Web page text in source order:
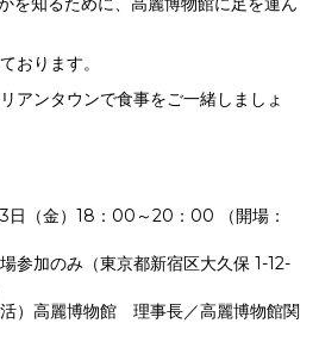
おります。
アンタウンで食事をご一緒しましょ
日（金）18：00～20：00 （開場：
参加のみ（東京都新宿区大久保 1-12-
活）高麗博物館 理事長／高麗博物館関